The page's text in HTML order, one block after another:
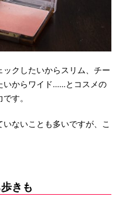
クしたいからスリム、チー
いからワイド……とコスメの
す。
いないことも多いですが、こ
きも